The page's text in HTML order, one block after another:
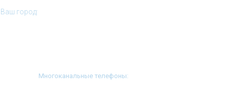
Ваш город:
Многоканальные телефоны: